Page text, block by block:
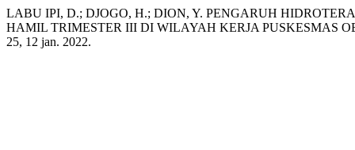
LABU IPI, D.; DJOGO, H.; DION, Y. PENGARUH
HAMIL TRIMESTER III DI WILAYAH KERJA PUSKESMAS
25, 12 jan. 2022.